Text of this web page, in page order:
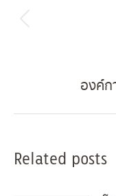
navigation
องค์ก
Related posts